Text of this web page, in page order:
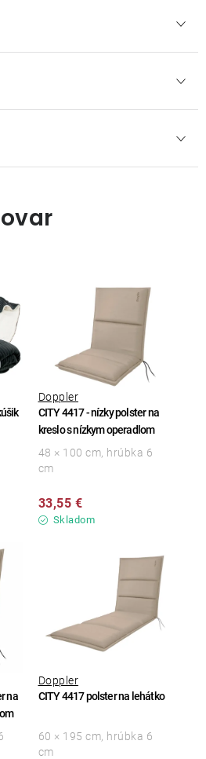
CITY 4417 - nízky polster na
kreslo s nízkym operadlom
Doppler
Skladom
33,55 €
48 × 100 cm, hrúbka 6
cm
na
CITY 4417 polster na lehátko
Doppler
60 × 195 cm, hrúbka 6
cm